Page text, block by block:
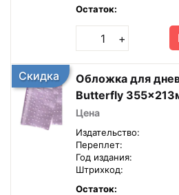
Остаток:
+
Скидка
Обложка для
Butterfly
ПВХ 8051118
Цена
Издательство:
Переплет:
Год издания:
Штрихкод:
Остаток: